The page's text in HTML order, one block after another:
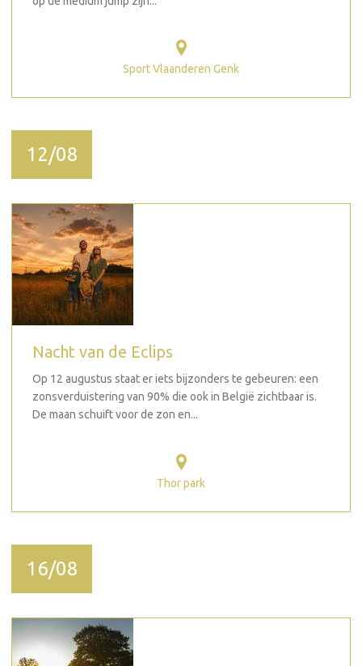
Sport Vlaanderen Genk
12/08
Nacht van de Eclips
Op 12 augustus staat er iets bijzonders te gebeuren: een
zonsverduistering van 90% die ook in België zichtbaar is.
De maan schuift voor de zon en...
Thor park
16/08